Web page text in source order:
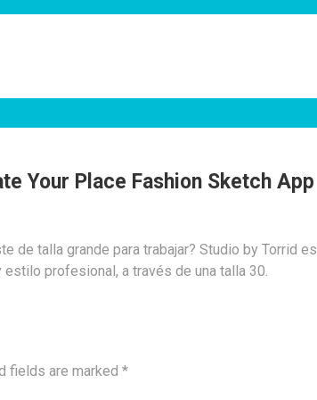
Your Place Fashion Sketch App
de talla grande para trabajar? Studio by Torrid es
profesional, a través de una talla 30.
fields are marked *